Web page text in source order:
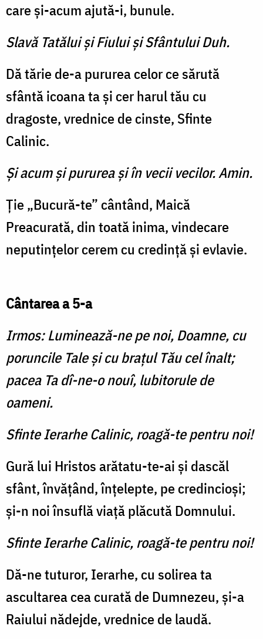
care și-acum ajută-i, bunule.
Slavă Tatălui şi Fiului şi Sfântului Duh.
Dă tărie de-a pururea celor ce sărută
sfântă icoana ta și cer harul tău cu
dragoste, vrednice de cinste, Sfinte
Calinic.
Şi acum şi pururea şi în vecii vecilor. Amin.
Ție „Bucură-te” cântând, Maică
Preacurată, din toată inima, vindecare
neputințelor cerem cu credință și evlavie.
Cântarea a 5-a
Irmos: Luminează-ne pe noi, Doamne, cu
poruncile Tale și cu brațul Tău cel înalt;
pacea Ta dî-ne-o nouî, lubitorule de
oameni.
Sfinte Ierarhe Calinic, roagă-te pentru noi!
Gură lui Hristos arătatu-te-ai și dascăl
sfânt, învățând, înțelepte, pe credincioși;
și-n noi însuflă viață plăcută Domnului.
Sfinte Ierarhe Calinic, roagă-te pentru noi!
Dă-ne tuturor, Ierarhe, cu solirea ta
ascultarea cea curată de Dumnezeu, și-a
Raiului nădejde, vrednice de laudă.